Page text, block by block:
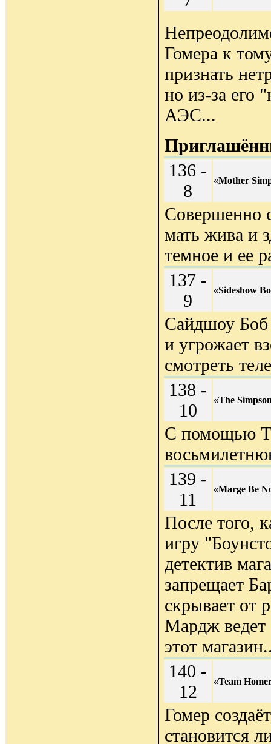
Гомера к
признать
но из-за его
АЭС...
136 -
8
«Mother
Совершенно
мать жива и
темное и ее
137 -
9
«Sideshow
Сайдшоу Боб
и угрожает
смотреть
138 -
10
«The
С помощью
139 -
11
«Marge Be
После того,
игру
детектив
запрещает
скрывает от
Мардж ведет
этот
140 -
12
«Team
Гомер
становится